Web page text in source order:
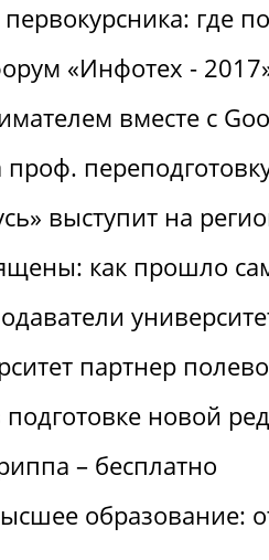
где
«Инфотех -
вместе с
выступит на
как прошло
партнер
новой
– бесплатно
образование: